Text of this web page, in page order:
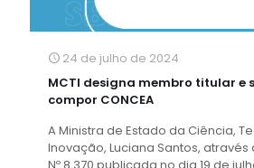
24 de julho de 2024
MCTI designa membro titular e
compor CONCEA
A Ministra de Estado da Ciência,
Inovação, Luciana Santos, através
Nº 8.370 publicada no dia 19 de